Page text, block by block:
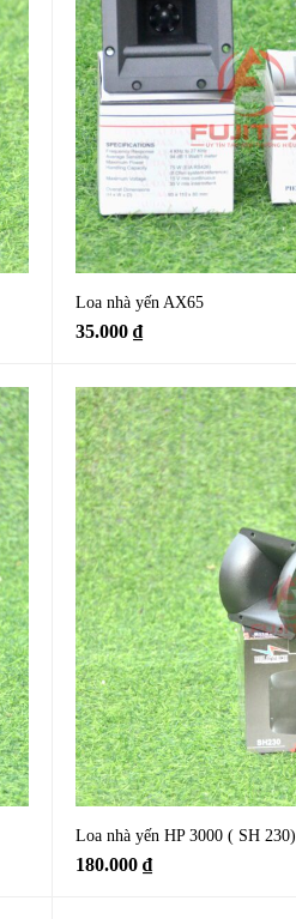
Loa nhà yến AX65
35.000 ₫
Loa nhà yến HP 3000 ( SH 230)
180.000 ₫